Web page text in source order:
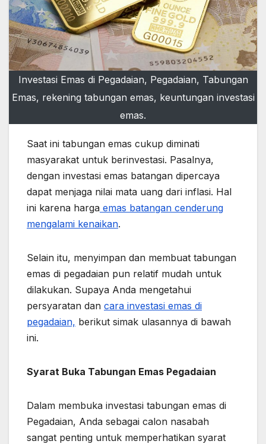
Investasi Emas di Pegadaian, Pegadaian, Tabungan
Emas, rekening tabungan emas, keuntungan investasi
emas.
Saat ini tabungan emas cukup diminati
masyarakat untuk berinvestasi. Pasalnya,
dengan investasi emas batangan dipercaya
dapat menjaga nilai mata uang dari inflasi. Hal
ini karena harga emas batangan cenderung
mengalami kenaikan.
Selain itu, menyimpan dan membuat tabungan
emas di pegadaian pun relatif mudah untuk
dilakukan. Supaya Anda mengetahui
persyaratan dan cara investasi emas di
pegadaian, berikut simak ulasannya di bawah
ini.
Syarat Buka Tabungan Emas Pegadaian
Dalam membuka investasi tabungan emas di
Pegadaian, Anda sebagai calon nasabah
sangat penting untuk memperhatikan syarat